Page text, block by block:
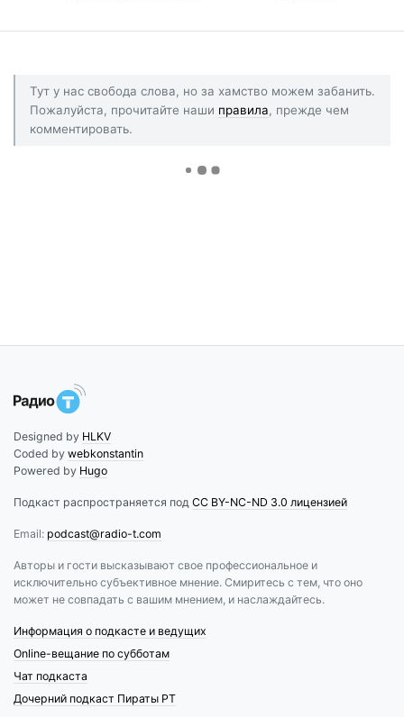
Тут у нас свобода слова, но за хамство можем забанить.
Пожалуйста, прочитайте наши правила, прежде чем
комментировать.
Designed by HLKV
Coded by webkonstantin
Powered by Hugo
Подкаст распространяется под CC BY-NC-ND 3.0 лицензией
Email: podcast@radio-t.com
Авторы и гости высказывают свое профессиональное и
исключительно субъективное мнение. Смиритесь с тем, что оно
может не совпадать с вашим мнением, и наслаждайтесь.
Информация о подкасте и ведущих
Online-вещание по субботам
Чат подкаста
Дочерний подкаст Пираты РТ